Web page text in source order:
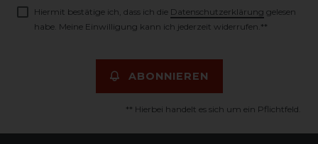
Hiermit bestätige ich, dass ich die Daten­schutz­erklärung gelesen
habe. Meine Einwilligung kann ich jederzeit widerrufen.**
ABONNIEREN
** Hierbei handelt es sich um ein Pflichtfeld.